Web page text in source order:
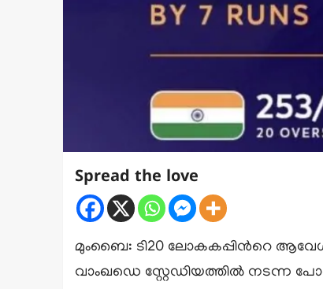
Spread the love
മുംബൈ: ടി20 ലോകകപ്പിന്‍റെ
വാംഖഡെ സ്റ്റേഡിയത്തിൽ നടന്ന